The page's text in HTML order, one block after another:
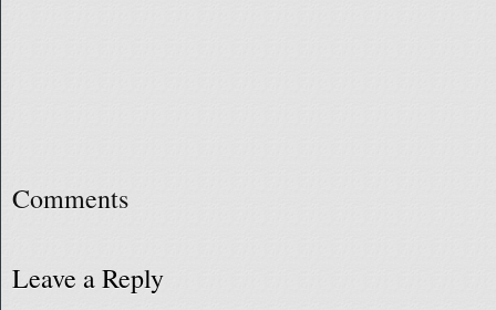
Comments
Leave a Reply